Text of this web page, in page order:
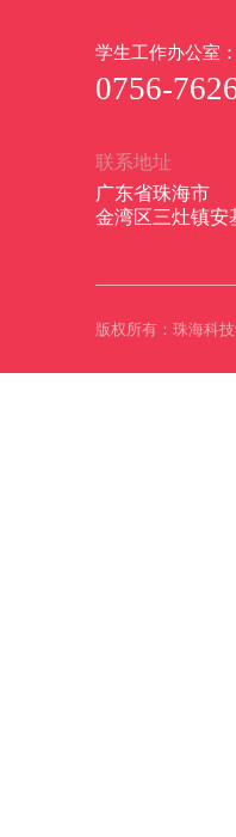
学生工作办公室
0756-
联系地址
广东省珠海市
金湾区三灶镇安
版权所有：珠海科